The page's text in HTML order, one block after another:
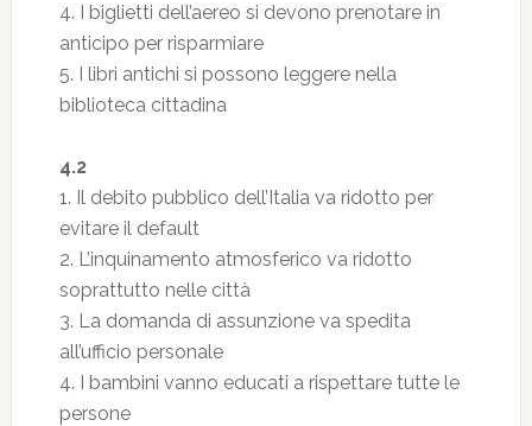
4. I biglietti dell’aereo si devono prenotare in
anticipo per risparmiare
5. I libri antichi si possono leggere nella
biblioteca cittadina
4.2
1. Il debito pubblico dell’Italia va ridotto per
evitare il default
2. L’inquinamento atmosferico va ridotto
soprattutto nelle città
3. La domanda di assunzione va spedita
all’ufficio personale
4. I bambini vanno educati a rispettare tutte le
persone